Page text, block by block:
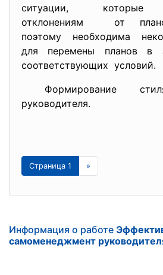
ситуации, которые
отклонениям от
поэтому необходима
для перемены планов в
соответствующих условий.
Формирование
руководителя.
Страница 1 »
Информация о работе
самоменеджмент